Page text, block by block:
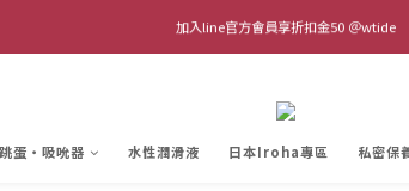
全館單筆滿$1,000 超商取貨免運費 (不含離島及海
加入line官方會員享折扣金50 ＠wtide
蛋・吸吮器 水性潤滑液 日本Iroha專區 私密保